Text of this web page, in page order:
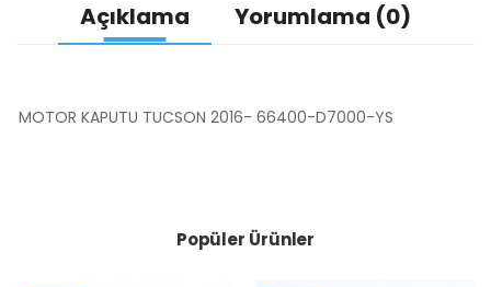
Açıklama Yorumlama (0)
MOTOR KAPUTU TUCSON 2016- 66400-D7000-YS
Popüler Ürünler